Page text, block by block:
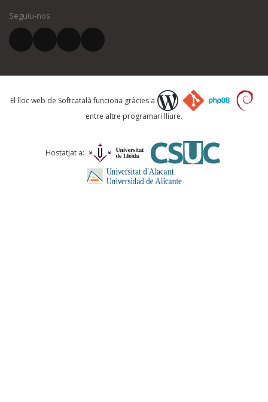
El vostre correu electrònic *
Què proposeu?
Comentari *
Seguiu-nos
El lloc web de Softcatalà funciona gràcies a
entre altre programari lliure.
Hostatjat a: